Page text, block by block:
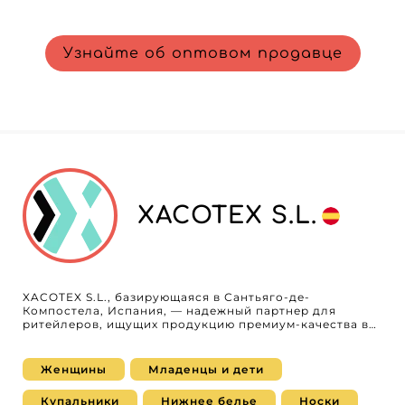
Узнайте об оптовом продавце
XACOTEX S.L.
XACOTEX S.L., базирующаяся в Сантьяго-де-
Компостела, Испания, — надежный партнер для
ритейлеров, ищущих продукцию премиум-качества в
XACOTEX S.L. предлагает разнообразный ассортимент,
созданный для удовлетворения потребностей
женщин, мужчин, младенцев и детей. Сотрудничая с
Женщины Младенцы и дети
Купальники Нижнее белье Носки